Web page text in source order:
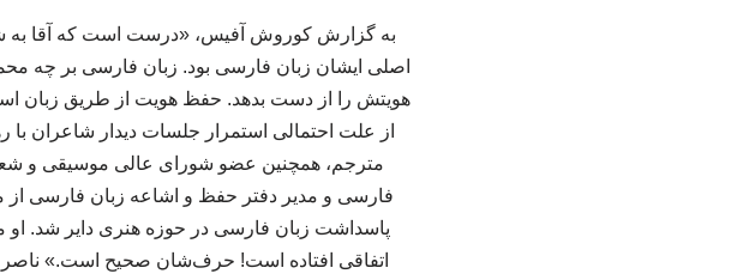
به گزارش کوروش آفیس، «درست است که آقا به
اصلی ایشان زبان فارسی بود. زبان فارسی بر چه
هویتش را از دست بدهد. حفظ هویت از طریق زبان است
از علت احتمالی استمرار جلسات دیدار شاعران
مترجم، همچنین عضو شورای عالی موسیقی و
پاسداشت زبان فارسی در حوزه هنری دایر شد. او
اتفاقی افتاده است! حرف‌شان صحیح است.» ناصر